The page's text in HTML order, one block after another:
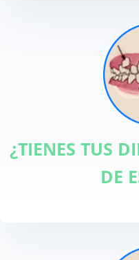
¿TIENES TUS
DE